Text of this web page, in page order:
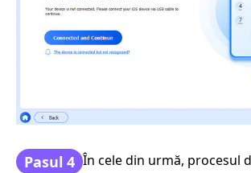
Pasul 4 În cele din urmă, procesul